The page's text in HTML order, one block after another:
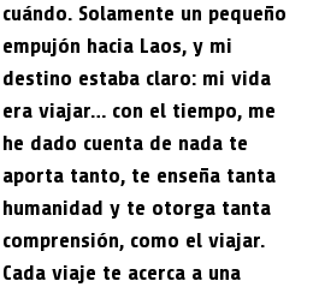
cuándo. Solamente un pequeño
empujón hacia Laos, y mi
destino estaba claro: mi vida
era viajar… con el tiempo, me
he dado cuenta de nada te
aporta tanto, te enseña tanta
humanidad y te otorga tanta
comprensión, como el viajar.
Cada viaje te acerca a una